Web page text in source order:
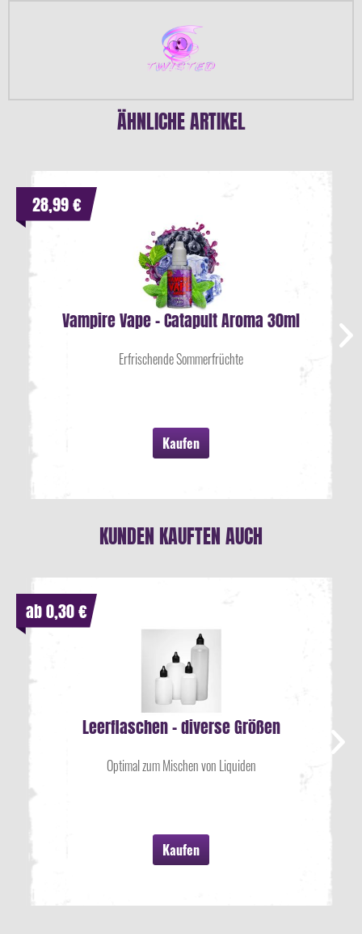
ÄHNLICHE ARTIKEL
Vampire Vape - Catapult Aroma 30ml
Erfrischende Sommerfrüchte
Kaufen
28,99 €
KUNDEN KAUFTEN AUCH
Leerflaschen - diverse Größen
Optimal zum Mischen von Liquiden
Kaufen
ab 0,30 €